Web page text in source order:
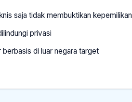
saja tidak membuktikan kepemilikan
privasi
berbasis di luar negara target